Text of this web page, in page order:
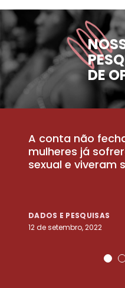
DE
A conta não
mulheres já
sexual e viveram
DADOS E PESQUISAS
12 de setembro, 2022